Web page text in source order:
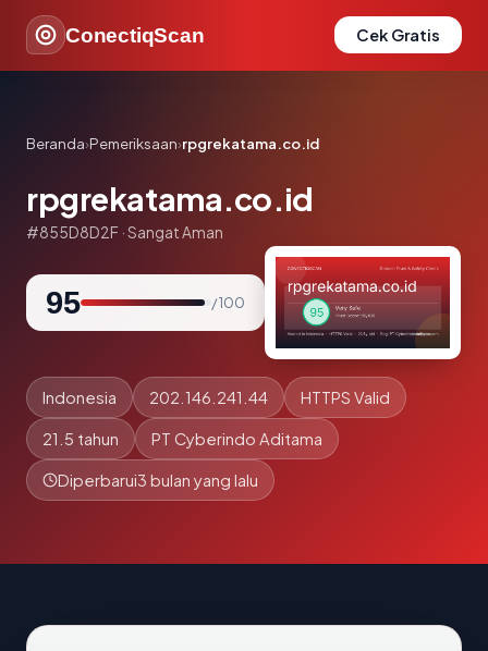
ConectiqScan Cek Gratis
Beranda›Pemeriksaan›rpgrekatama.co.id
rpgrekatama.co.id
#855D8D2F · Sangat Aman
95 / 100
Indonesia 202.146.241.44 HTTPS Valid
21.5 tahun PT Cyberindo Aditama
Diperbarui3 bulan yang lalu